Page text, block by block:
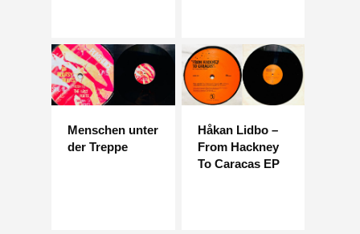
Menschen unter
der Treppe
Håkan Lidbo –
From Hackney
To Caracas EP